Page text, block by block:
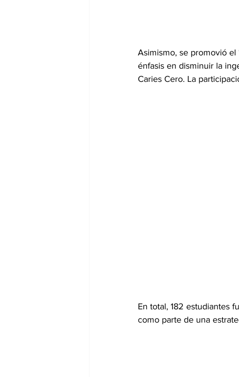
Asimismo, se promovió
énfasis en disminuir la
Caries Cero. La
En total, 182 estudiantes
como parte de una